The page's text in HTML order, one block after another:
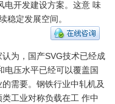
电开发建设方案。这意 味
稳定发展空间。
认为，国产SVG技术已经成
电压水平已经可以覆盖国
的需要。钢铁行业中轧机及
工业对称负载在工 作中